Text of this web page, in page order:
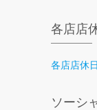
各店店
各店店休
ソーシ